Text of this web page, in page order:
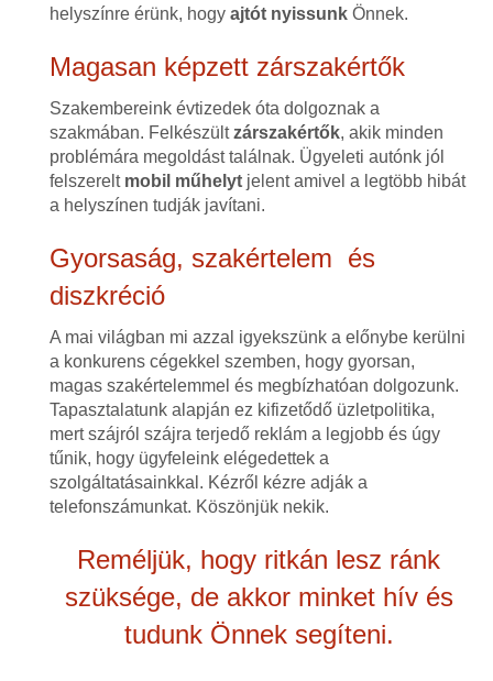
helyszínre érünk, hogy ajtót nyissunkÖnnek.
Magasan képzett zárszakértők
Szakembereink évtizedek óta dolgoznak a
szakmában. Felkészültzárszakértők, akik minden
problémára megoldást találnak. Ügyeleti autónk jól
felszerelt mobil műhelytjelent amivel a legtöbb hibát
a helyszínen tudják javítani.
Gyorsaság, szakértelem és
diszkréció
A mai világban mi azzal igyekszünk a előnybe kerülni
a konkurens cégekkel szemben, hogy gyorsan,
magas szakértelemmel és megbízhatóan dolgozunk.
Tapasztalatunk alapján ez kifizetődő üzletpolitika,
mert szájról szájra terjedő reklám a legjobb és úgy
tűnik, hogy ügyfeleink elégedettek a
szolgáltatásainkkal. Kézről kézre adják a
telefonszámunkat. Köszönjük nekik.
Reméljük, hogy ritkán lesz ránk
szüksége, de akkor minket hív és
tudunk Önnek segíteni.